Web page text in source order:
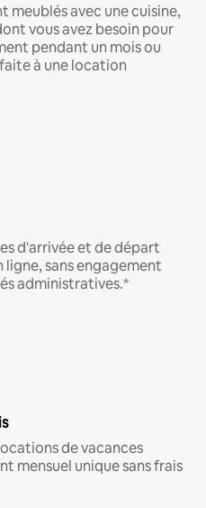
meublés avec une cuisine,
vous avez besoin pour
pendant un mois ou
à une location
d'arrivée et de départ
sans engagement
administratives.*
de vacances
mensuel unique sans frais